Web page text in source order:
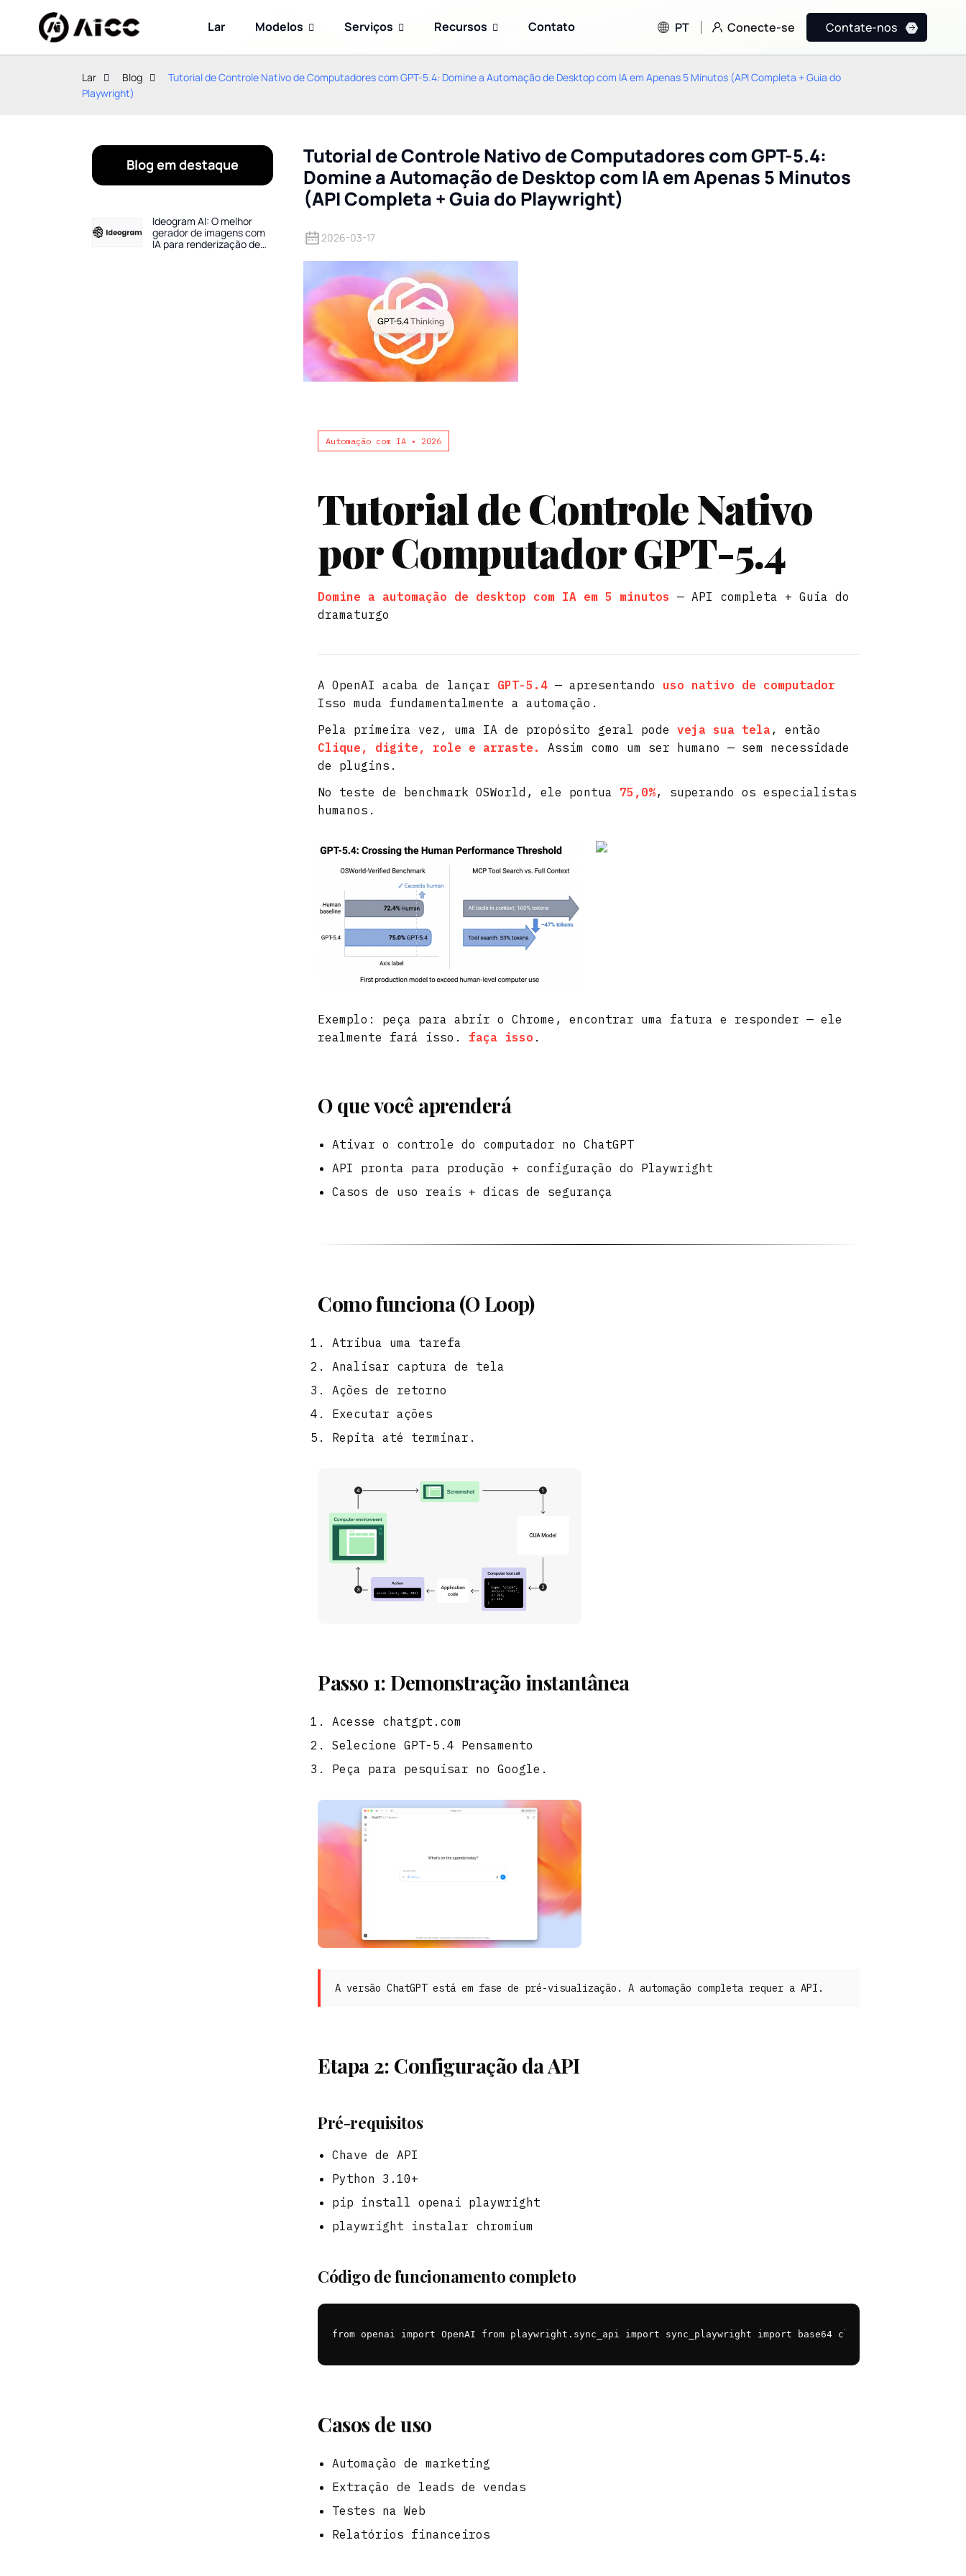
Lar Modelos Serviços Recursos Contato PT Conecte-se Contate-nos
Lar Blog
Tutorial de Controle Nativo de Computadores com GPT-5.4: Domine a Automação de Desktop com IA em Apenas 5 Minutos (API Completa + Guia do
Playwright)
Blog em destaque
Ideogram AI: O melhor
gerador de imagens com
IA para renderização de
Benchmarks, Preços e
Como Usá-lo (Guia de
Tutorial de Controle Nativo de Computadores com GPT-5.4:
Domine a Automação de Desktop com IA em Apenas 5 Minutos
(API Completa + Guia do Playwright)
2026-03-17
Automação com IA • 2026
Tutorial de Controle Nativo
por Computador GPT-5.4
Domine a automação de desktop com IA em 5 minutos — API completa + Guia do
dramaturgo
A OpenAI acaba de lançar GPT-5.4 — apresentando uso nativo de computador
Isso muda fundamentalmente a automação.
Pela primeira vez, uma IA de propósito geral podeveja sua tela , então
Clique, digite, role e arraste.
Assim como um ser humano — sem necessidade
de plugins.
No teste de benchmark OSWorld, ele pontua 75,0%, superando os especialistas
humanos.
Exemplo: peça para abrir o Chrome, encontrar uma fatura e responder — ele
realmente fará isso. faça isso .
O que você aprenderá
Ativar o controle do computador no ChatGPT
API pronta para produção + configuração do Playwright
Casos de uso reais + dicas de segurança
Como funciona (O Loop)
Atribua uma tarefa
Analisar captura de tela
Ações de retorno
Executar ações
Repita até terminar.
Passo 1: Demonstração instantânea
Acesse chatgpt.com
Selecione GPT-5.4 Pensamento
Peça para pesquisar no Google.
A versão ChatGPT está em fase de pré-visualização. A automação completa requer a API.
Etapa 2: Configuração da API
Pré-requisitos
Chave de API
Python 3.10+
pip install openai playwright
playwright instalar chromium
Código de funcionamento completo
from openai import OpenAI from playwright.sync_api import sync_playwright import base64 client =
Casos de uso
Automação de marketing
Extração de leads de vendas
Testes na Web
Relatórios financeiros